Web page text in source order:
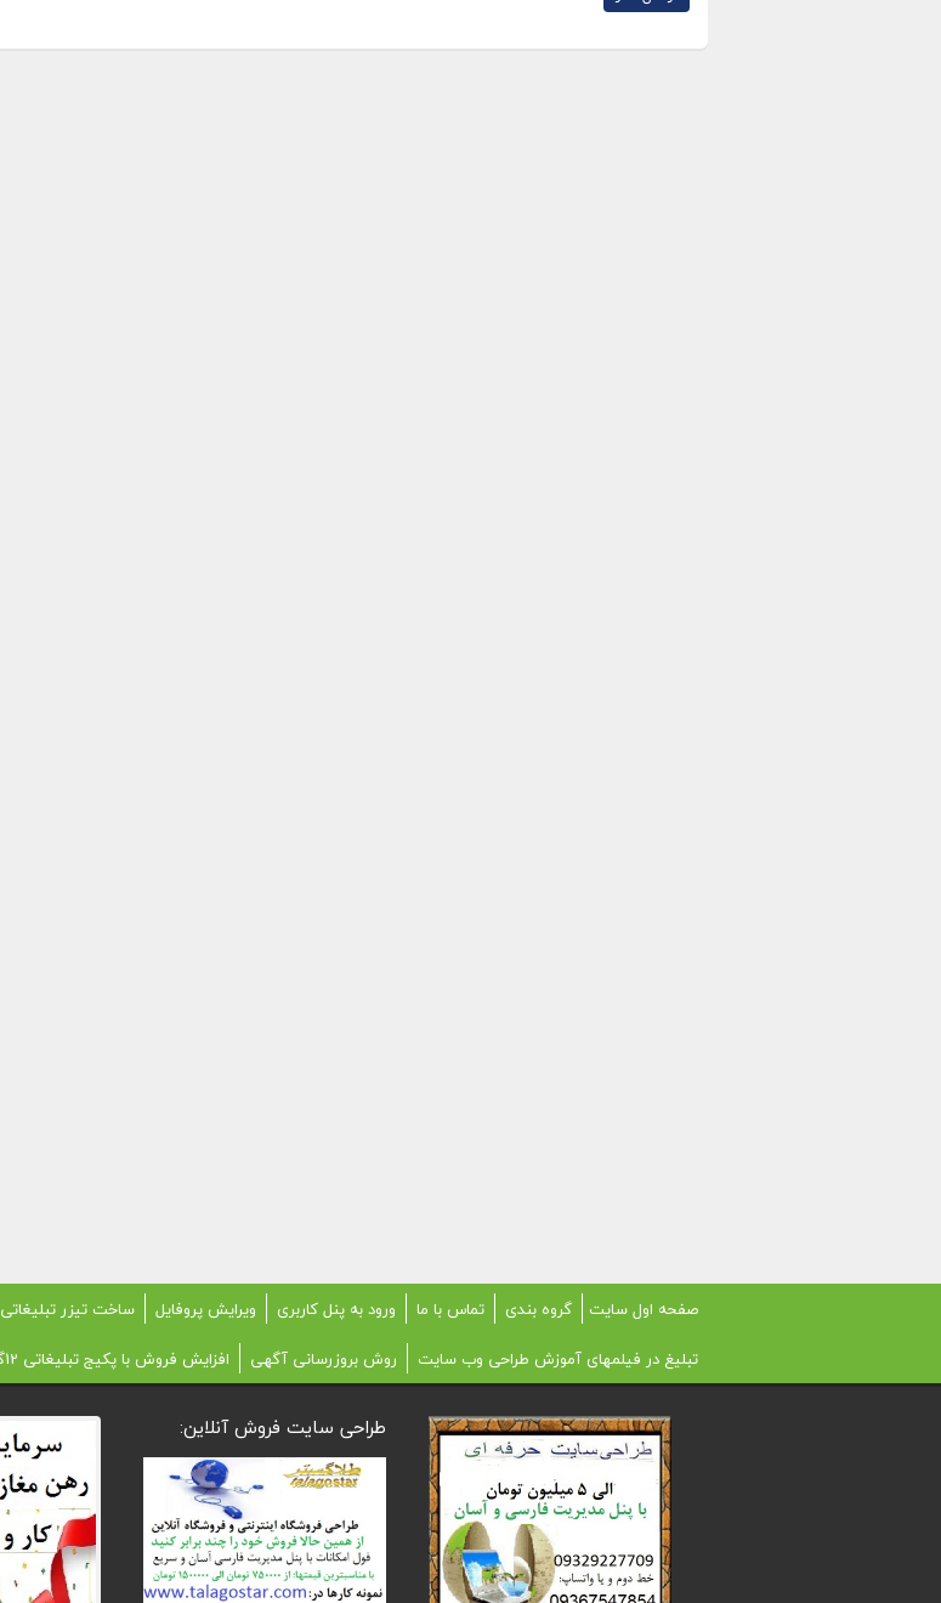
صفحه اول سایت گروه بندی تماس با ما ورود به پنل کاربری ویرایش پروفایل ساخت تیزر تبلیغاتی
تبلیغ در فیلمهای آموزش طراحی وب سایت
روش بروزرسانی آگهی افزایش فروش با پکیج تبلیغاتی 12گانه
طراحی سایت فروش آنلاین: